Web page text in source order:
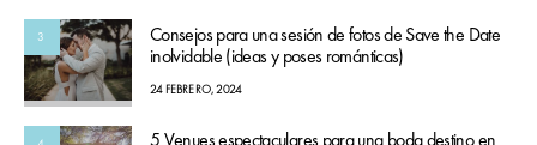
3
Consejos para una sesión de fotos de Save the Date
inolvidable (ideas y poses románticas)
24 FEBRERO, 2024
5 Venues espectaculares para una boda destino en